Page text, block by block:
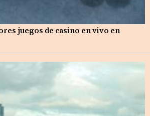
juegos de casino en vivo en